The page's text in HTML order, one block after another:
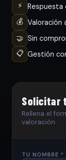
⚡
💰 Valoración
🤝 Sin
📋 Gestión
Solicitar
Rellena el
valoración
TU NOMBRE *